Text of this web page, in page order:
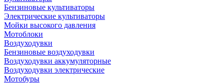
Бензиновые культиваторы
Электрические культиваторы
Мойки высокого давления
Мотоблоки
Воздуходувки
Бензиновые воздуходувки
Воздуходувки аккумуляторные
Воздуходувки электрические
Мотобуры